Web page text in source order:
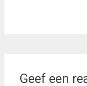
Geef een